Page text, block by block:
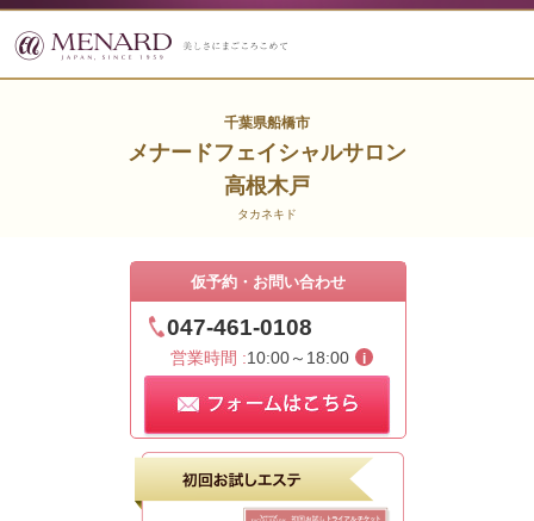
千葉県船橋市
メナードフェイシャルサロン
高根木戸
タカネキド
仮予約・お問い合わせ
047-461-0108
営業時間 :10:00～18:00